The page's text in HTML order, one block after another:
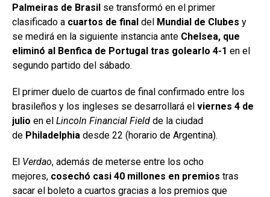
Palmeiras de Brasil se transformó en el primer
clasificado a cuartos de final del Mundial de Clubes y
se medirá en la siguiente instancia ante Chelsea, que
eliminó al Benfica de Portugal tras golearlo 4-1 en el
segundo partido del sábado.
El primer duelo de cuartos de final confirmado entre los
brasileños y los ingleses se desarrollará el viernes 4 de
julio en el Lincoln Financial Field de la ciudad
de Philadelphia desde 22 (horario de Argentina).
El Verdao, además de meterse entre los ocho
mejores, cosechó casi 40 millones en premios tras
sacar el boleto a cuartos gracias a los premios que